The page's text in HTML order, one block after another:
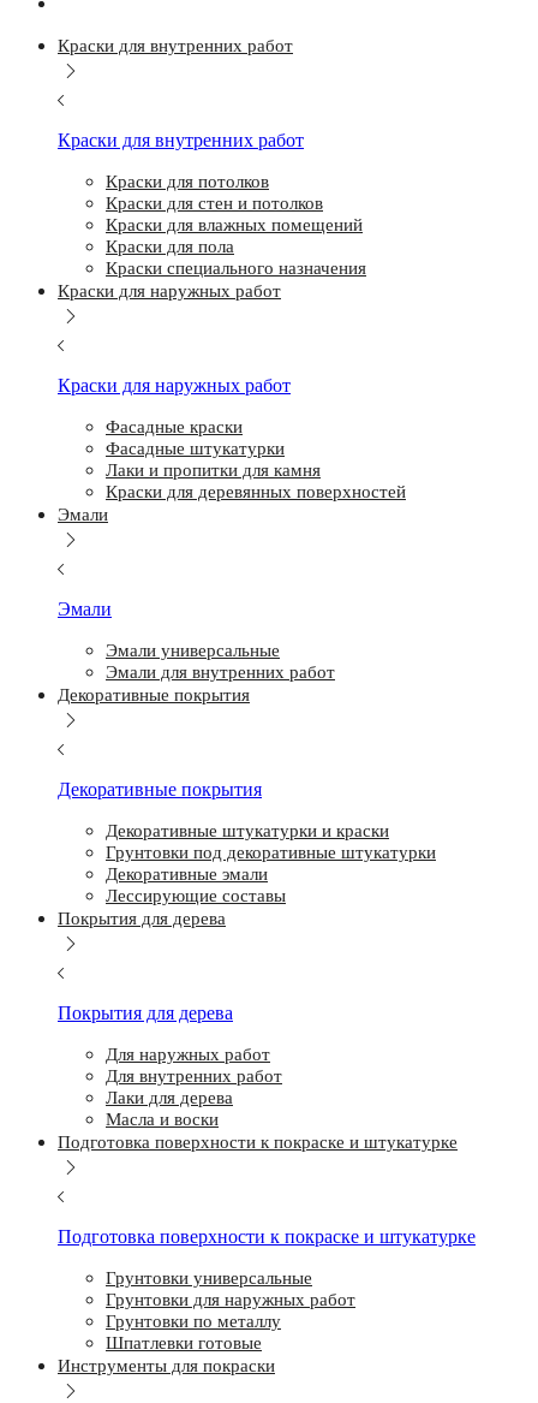
Краски для внутренних работ
Краски для внутренних работ
Краски для потолков
Краски для стен и потолков
Краски для влажных помещений
Краски для пола
Краски специального назначения
Краски для наружных работ
Краски для наружных работ
Фасадные краски
Фасадные штукатурки
Лаки и пропитки для камня
Краски для деревянных поверхностей
Эмали
Эмали
Эмали универсальные
Эмали для внутренних работ
Декоративные покрытия
Декоративные покрытия
Декоративные штукатурки и краски
Грунтовки под декоративные штукатурки
Декоративные эмали
Лессирующие составы
Покрытия для дерева
Покрытия для дерева
Для наружных работ
Для внутренних работ
Лаки для дерева
Масла и воски
Подготовка поверхности к покраске и штукатурке
Подготовка поверхности к покраске и штукатурке
Грунтовки универсальные
Грунтовки для наружных работ
Грунтовки по металлу
Шпатлевки готовые
Инструменты для покраски